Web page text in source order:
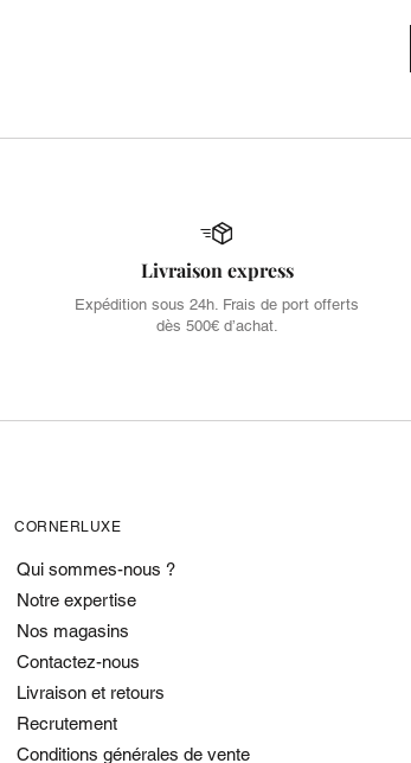
Livraison express
Expédition sous 24h. Frais de port offerts
dès 500€ d’achat.
CORNERLUXE
Qui sommes-nous ?
Notre expertise
Nos magasins
Contactez-nous
Livraison et retours
Recrutement
Conditions générales de vente